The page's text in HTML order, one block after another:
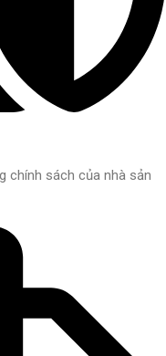
chính sách của nhà sản